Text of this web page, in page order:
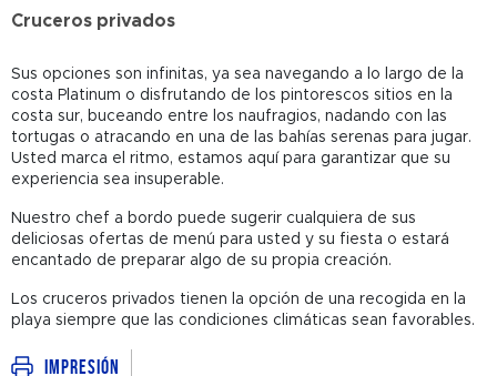
Cruceros privados
Sus opciones son infinitas, ya sea navegando a lo largo de la
costa Platinum o disfrutando de los pintorescos sitios en la
costa sur, buceando entre los naufragios, nadando con las
tortugas o atracando en una de las bahías serenas para jugar.
Usted marca el ritmo, estamos aquí para garantizar que su
experiencia sea insuperable.
Nuestro chef a bordo puede sugerir cualquiera de sus
deliciosas ofertas de menú para usted y su fiesta o estará
encantado de preparar algo de su propia creación.
Los cruceros privados tienen la opción de una recogida en la
playa siempre que las condiciones climáticas sean favorables.
Impresión